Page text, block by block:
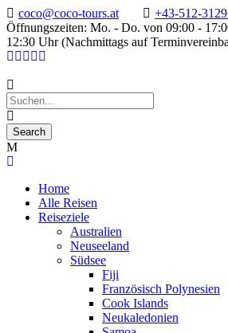
coco@coco-tours.at
+43-512-
Öffnungszeiten: Mo. - Do. von 09:00 -
12:30 Uhr (Nachmittags auf
Home
Alle Reisen
Reiseziele
Australien
Neuseeland
Südsee
Fiji
Französisch Polynesien
Cook Islands
Neukaledonien